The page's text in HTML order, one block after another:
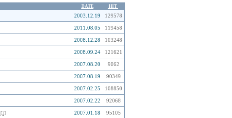
DATE
HIT
2003.12.19 129578
2011.08.05 119458
2008.12.28 103248
2008.09.24 121621
2007.08.20 9062
2007.08.19 90349
2007.02.25 108850
2007.02.22 92068
[1] 2007.01.18 95105